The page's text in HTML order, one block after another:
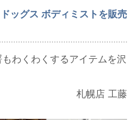
ッグス ボディミストを販売
わくわくするアイテムを沢
札幌店 工藤